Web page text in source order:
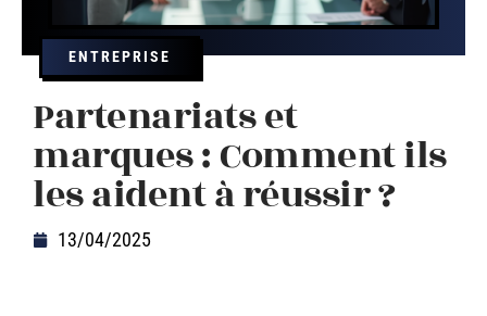
ENTREPRISE
Partenariats et
marques : Comment ils
les aident à réussir ?
13/04/2025